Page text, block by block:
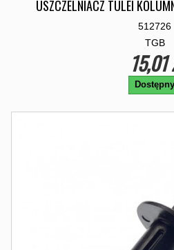
USZCZELNIACZ TULEI
512726
TGB
15,01
Dostępny